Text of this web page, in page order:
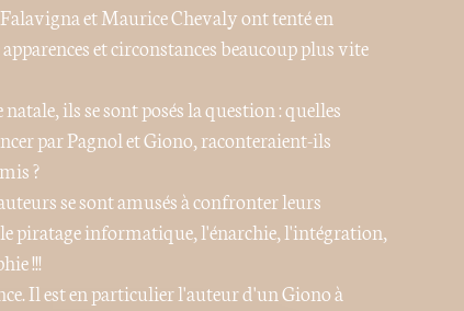
et Maurice Chevaly ont tenté en
et circonstances beaucoup plus vite
ils se sont posés la question : quelles
par Pagnol et Giono, raconteraient-ils
?
se sont amusés à confronter leurs
piratage informatique, l'énarchie, l'intégration,
!!!
Il est en particulier l'auteur d'un Giono à